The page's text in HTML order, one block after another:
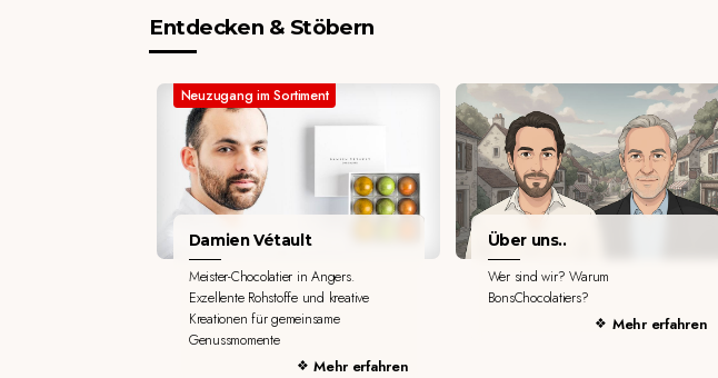
Entdecken & Stöbern
Neuzugang im Sortiment
Damien Vétault
Meister-Chocolatier in Angers.
Exzellente Rohstoffe und kreative
Kreationen für gemeinsame
Genussmomente
Mehr erfahren
Über uns..
Wer sind wir? Warum
BonsChocolatiers?
Mehr erfahren